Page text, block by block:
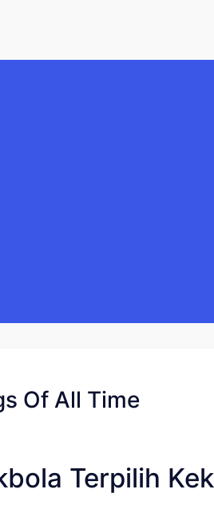
Of All Time
Terpilih